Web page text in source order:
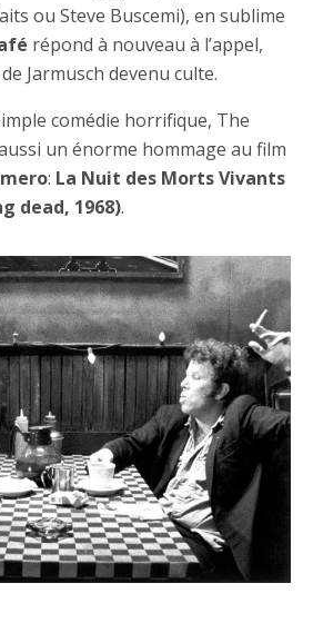
ou Steve Buscemi), en sublime
répond à nouveau à l’appel,
Jarmusch devenu culte.
comédie horrifique, The
un énorme hommage au film
: La Nuit des Morts Vivants
dead, 1968).